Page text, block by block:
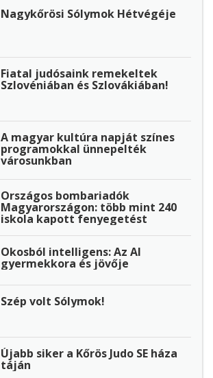
Nagykőrösi Sólymok Hétvégéje
Fiatal judósaink remekeltek
Szlovéniában és Szlovákiában!
A magyar kultúra napját színes
programokkal ünnepelték
városunkban
Országos bombariadók
Magyarországon: több mint 240
iskola kapott fenyegetést
Okosból intelligens: Az AI
gyermekkora és jövője
Szép volt Sólymok!
Újabb siker a Kőrös Judo SE háza
táján